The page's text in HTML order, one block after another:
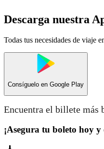
Descarga nuestra
Todas tus necesidades de viaje
Consíguelo en Google Play
Encuentra el billete más
¡Asegura tu boleto hoy